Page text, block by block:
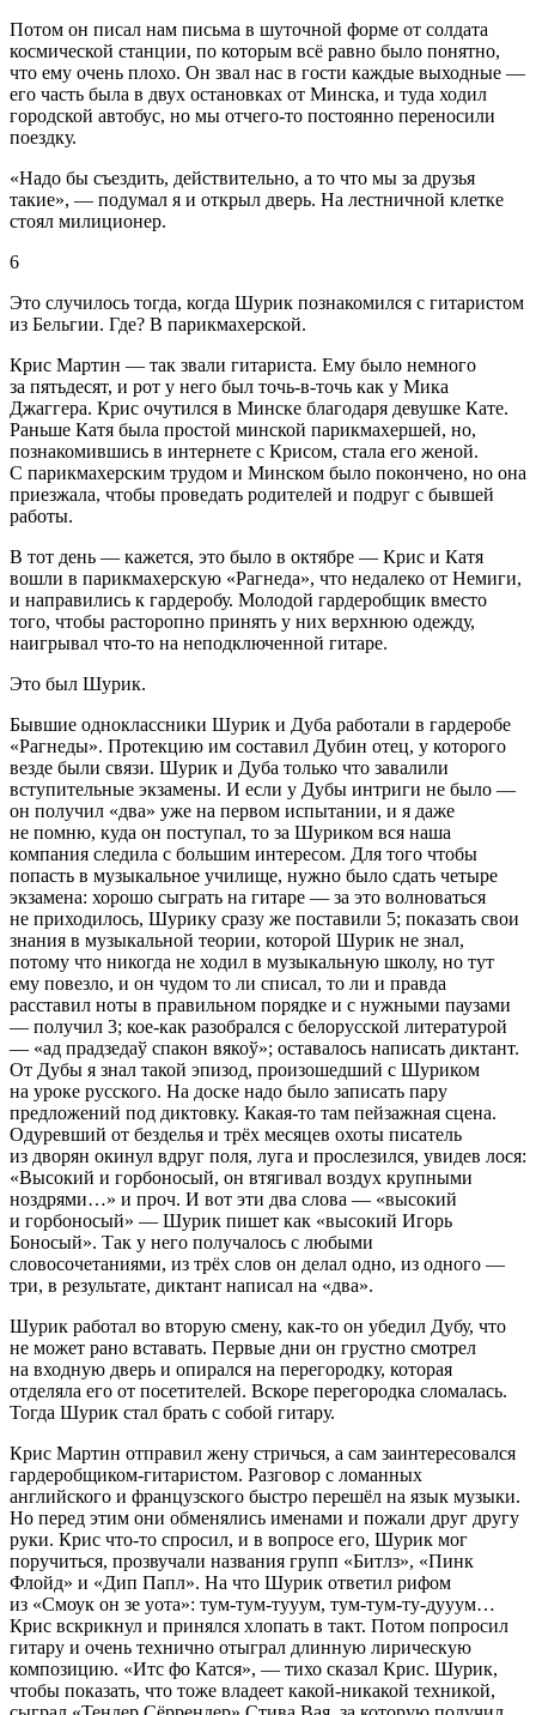
Потом он писал нам письма в шуточной форме от солдата
космической станции, по которым всё равно было понятно,
что ему очень плохо. Он звал нас в гости каждые выходные ―
его часть была в двух остановках от Минска, и туда ходил
городской автобус, но мы отчего-то постоянно переносили
поездку.
«Надо бы съездить, действительно, а то что мы за друзья
такие», ― подумал я и открыл дверь. На лестничной клетке
стоял милиционер.
6
Это случилось тогда, когда Шурик познакомился с гитаристом
из Бельгии. Где? В парикмахерской.
Крис Мартин ― так звали гитариста. Ему было немного
за пятьдесят, и рот у него был точь-в-точь как у Мика
Джаггера. Крис очутился в Минске благодаря девушке Кате.
Раньше Катя была простой минской парикмахершей, но,
познакомившись в интернете с Крисом, стала его женой.
С парикмахерским трудом и Минском было покончено, но она
приезжала, чтобы проведать родителей и подруг с бывшей
работы.
В тот день ― кажется, это было в октябре ― Крис и Катя
вошли в парикмахерскую «Рагнеда», что недалеко от Немиги,
и направились к гардеробу. Молодой гардеробщик вместо
того, чтобы расторопно принять у них верхнюю одежду,
наигрывал что-то на неподключенной гитаре.
Это был Шурик.
Бывшие одноклассники Шурик и Дуба работали в гардеробе
«Рагнеды». Протекцию им составил Дубин отец, у которого
везде были связи. Шурик и Дуба только что завалили
вступительные экзамены. И если у Дубы интриги не было ―
он получил «два» уже на первом испытании, и я даже
не помню, куда он поступал, то за Шуриком вся наша
компания следила с большим интересом. Для того чтобы
попасть в музыкальное училище, нужно было сдать четыре
экзамена: хорошо сыграть на гитаре ― за это волноваться
не приходилось, Шурику сразу же поставили 5; показать свои
знания в музыкальной теории, которой Шурик не знал,
потому что никогда не ходил в музыкальную школу, но тут
ему повезло, и он чудом то ли списал, то ли и правда
расставил ноты в правильном порядке и с нужными паузами
― получил 3; кое-как разобрался с белорусской литературой
― «ад прадзедаў спакон вякоў»; оставалось написать диктант.
От Дубы я знал такой эпизод, произошедший с Шуриком
на уроке русского. На доске надо было записать пару
предложений под диктовку. Какая-то там пейзажная сцена.
Одуревший от безделья и трёх месяцев охоты писатель
из дворян окинул вдруг поля, луга и прослезился, увидев лося:
«Высокий и горбоносый, он втягивал воздух крупными
ноздрями…» и проч. И вот эти два слова ― «высокий
и горбоносый» ― Шурик пишет как «высокий Игорь
Боносый». Так у него получалось с любыми
словосочетаниями, из трёх слов он делал одно, из одного ―
три, в результате, диктант написал на «два».
Шурик работал во вторую смену, как-то он убедил Дубу, что
не может рано вставать. Первые дни он грустно смотрел
на входную дверь и опирался на перегородку, которая
отделяла его от посетителей. Вскоре перегородка сломалась.
Тогда Шурик стал брать с собой гитару.
Крис Мартин отправил жену стричься, а сам заинтересовался
гардеробщиком-гитаристом. Разговор с ломанных
английского и французского быстро перешёл на язык музыки.
Но перед этим они обменялись именами и пожали друг другу
руки. Крис что-то спросил, и в вопросе его, Шурик мог
поручиться, прозвучали названия групп «Битлз», «Пинк
Флойд» и «Дип Папл». На что Шурик ответил рифом
из «Смоук он зе уота»: тум-тум-тууум, тум-тум-ту-дууум…
Крис вскрикнул и принялся хлопать в такт. Потом попросил
гитару и очень технично отыграл длинную лирическую
композицию. «Итс фо Катся», ― тихо сказал Крис. Шурик,
чтобы показать, что тоже владеет какой-никакой техникой,